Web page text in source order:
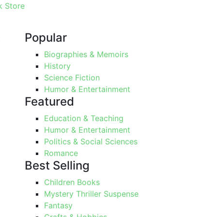
Store
Popular
Biographies & Memoirs
History
Science Fiction
Humor & Entertainment
Featured
Education & Teaching
Humor & Entertainment
Politics & Social Sciences
Romance
Best Selling
Children Books
Mystery Thriller Suspense
Fantasy